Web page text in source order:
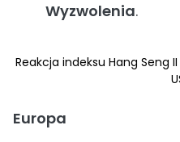
Wyzwolenia.
Reakcja indeksu Hang Seng
Europa